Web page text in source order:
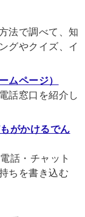
法で調べて、知
グやクイズ、イ
ムページ）
話窓口を紹介し
がかけるでん
話・チャット
ちを書き込む